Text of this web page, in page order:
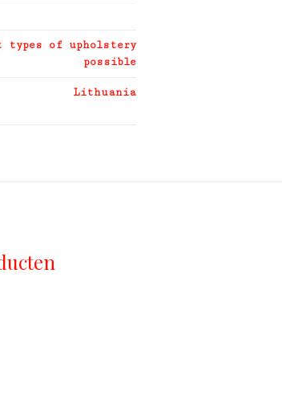
types of upholstery
possible
Lithuania